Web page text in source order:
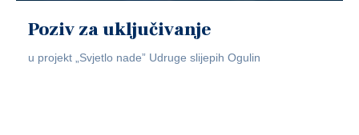
Poziv za uključivanje
u projekt „Svjetlo nade” Udruge slijepih Ogulin